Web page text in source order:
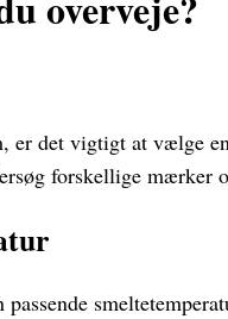
er det vigtigt at vælge
forskellige